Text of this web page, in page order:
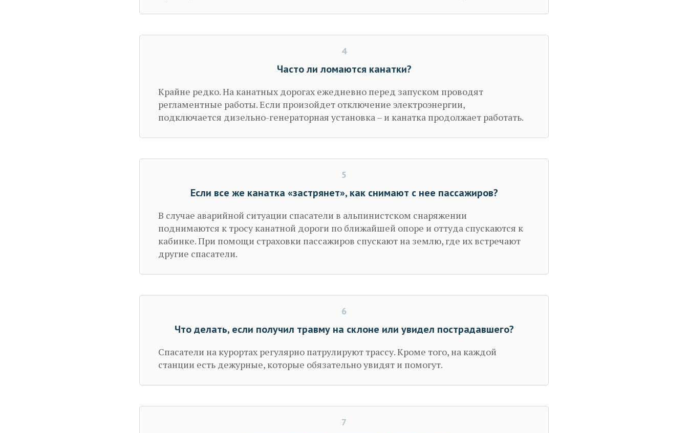
4
Часто ли ломаются канатки?
Крайне редко. На канатных дорогах ежедневно перед запуском проводят
регламентные работы. Если произойдет отключение электроэнергии,
подключается дизельно-генераторная установка – и канатка продолжает работать.
5
Если все же канатка «застрянет», как снимают с нее пассажиров?
В случае аварийной ситуации спасатели в альпинистском снаряжении
поднимаются к тросу канатной дороги по ближайшей опоре и оттуда спускаются к
кабинке. При помощи страховки пассажиров спускают на землю, где их встречают
другие спасатели.
6
Что делать, если получил травму на склоне или увидел пострадавшего?
Спасатели на курортах регулярно патрулируют трассу. Кроме того, на каждой
станции есть дежурные, которые обязательно увидят и помогут.
7